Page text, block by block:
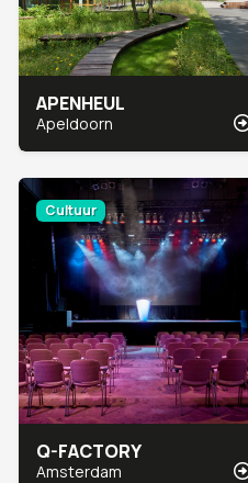
APENHEUL
Apeldoorn
Cultuur
Q-FACTORY
Amsterdam